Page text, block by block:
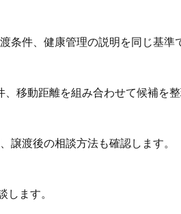
件、健康管理の説明を同じ基準
移動距離を組み合わせて候補を整
譲渡後の相談方法も確認します。
します。